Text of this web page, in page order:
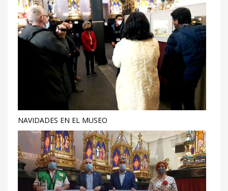
NAVIDADES EN EL MUSEO